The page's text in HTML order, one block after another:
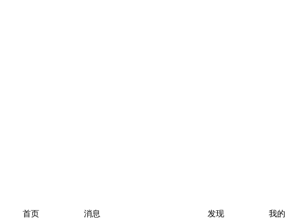
首页 消息 发现 我的